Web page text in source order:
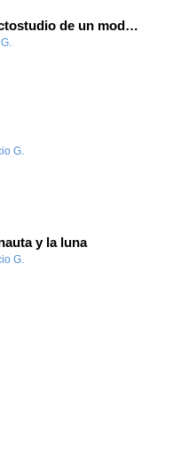
Programa con Octostudio de un modo sencillo, offline y gratuito
G.
y la luna
G.